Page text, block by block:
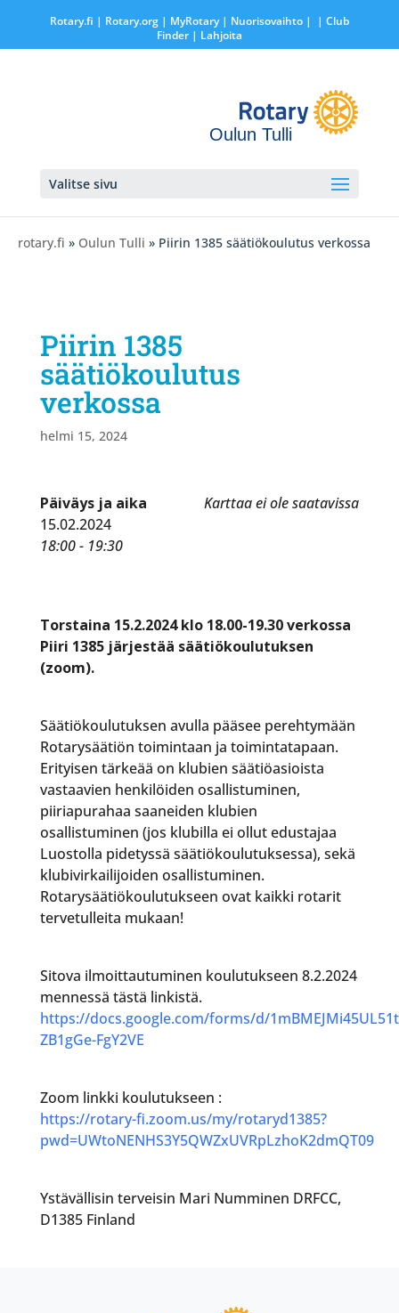
Rotary.fi | Rotary.org| MyRotary | Nuorisovaihto|
| Club
Finder| Lahjoita
Oulun Tulli
Valitse sivu
rotary.fi » Oulun Tulli » Piirin 1385 säätiökoulutus verkossa
Piirin 1385
säätiökoulutus
verkossa
helmi 15, 2024
Karttaa ei ole saatavissa
Päiväys ja aika
15.02.2024
18:00 - 19:30
Torstaina 15.2.2024 klo 18.00-19.30 verkossa
Piiri 1385 järjestää säätiökoulutuksen
(zoom).
Säätiökoulutuksen avulla pääsee perehtymään
Rotarysäätiön toimintaan ja toimintatapaan.
Erityisen tärkeää on klubien säätiöasioista
vastaavien henkilöiden osallistuminen,
piiriapurahaa saaneiden klubien
osallistuminen (jos klubilla ei ollut edustajaa
Luostolla pidetyssä säätiökoulutuksessa), sekä
klubivirkailijoiden osallistuminen.
Rotarysäätiökoulutukseen ovat kaikki rotarit
tervetulleita mukaan!
Sitova ilmoittautuminen koulutukseen 8.2.2024
mennessä tästä linkistä.
https://docs.google.com/forms/d/
ZB1gGe-FgY2VE
Zoom linkki koulutukseen :
https://rotary-fi.zoom.us/my/rotaryd1385?
pwd=UWtoNENHS3Y5QWZxUVRpLzhoK2dmQT09
Ystävällisin terveisin Mari Numminen DRFCC,
D1385 Finland